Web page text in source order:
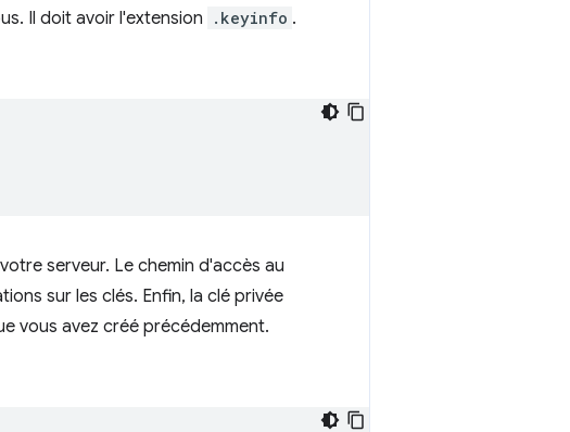
Il doit avoir l'extension
.keyinfo .
serveur. Le chemin d'accès au
sur les clés. Enfin, la clé privée
vous avez créé précédemment.